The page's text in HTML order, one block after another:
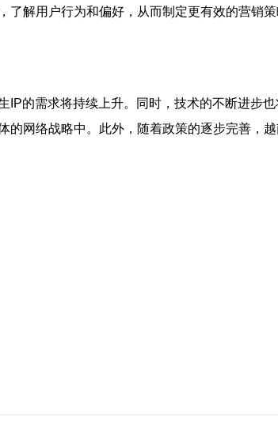
解用户行为和偏好，从而制定更有效的营销
的需求将持续上升。同时，技术的不断进步
网络战略中。此外，随着政策的逐步完善，